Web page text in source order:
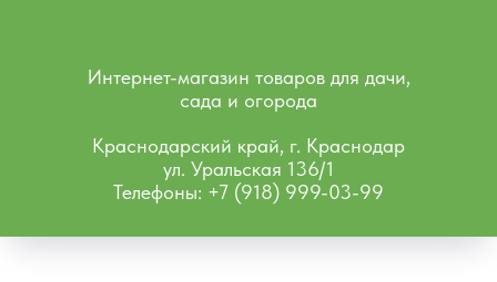
Интернет-магазин товаров для дачи,
сада и огорода
Краснодарский край, г. Краснодар
ул. Уральская 136/1
Телефоны: +7 (918) 999-03-99